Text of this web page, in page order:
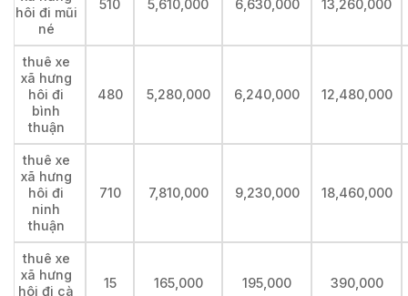
hôi đi mũi
né
510 5,610,000 6,630,000 13,260,000
thuê xe
xã hưng
hôi đi
bình
thuận
480 5,280,000 6,240,000 12,480,000
thuê xe
xã hưng
hôi đi
ninh
thuận
710 7,810,000 9,230,000 18,460,000
thuê xe
xã hưng
hôi đi cà
15 165,000 195,000 390,000